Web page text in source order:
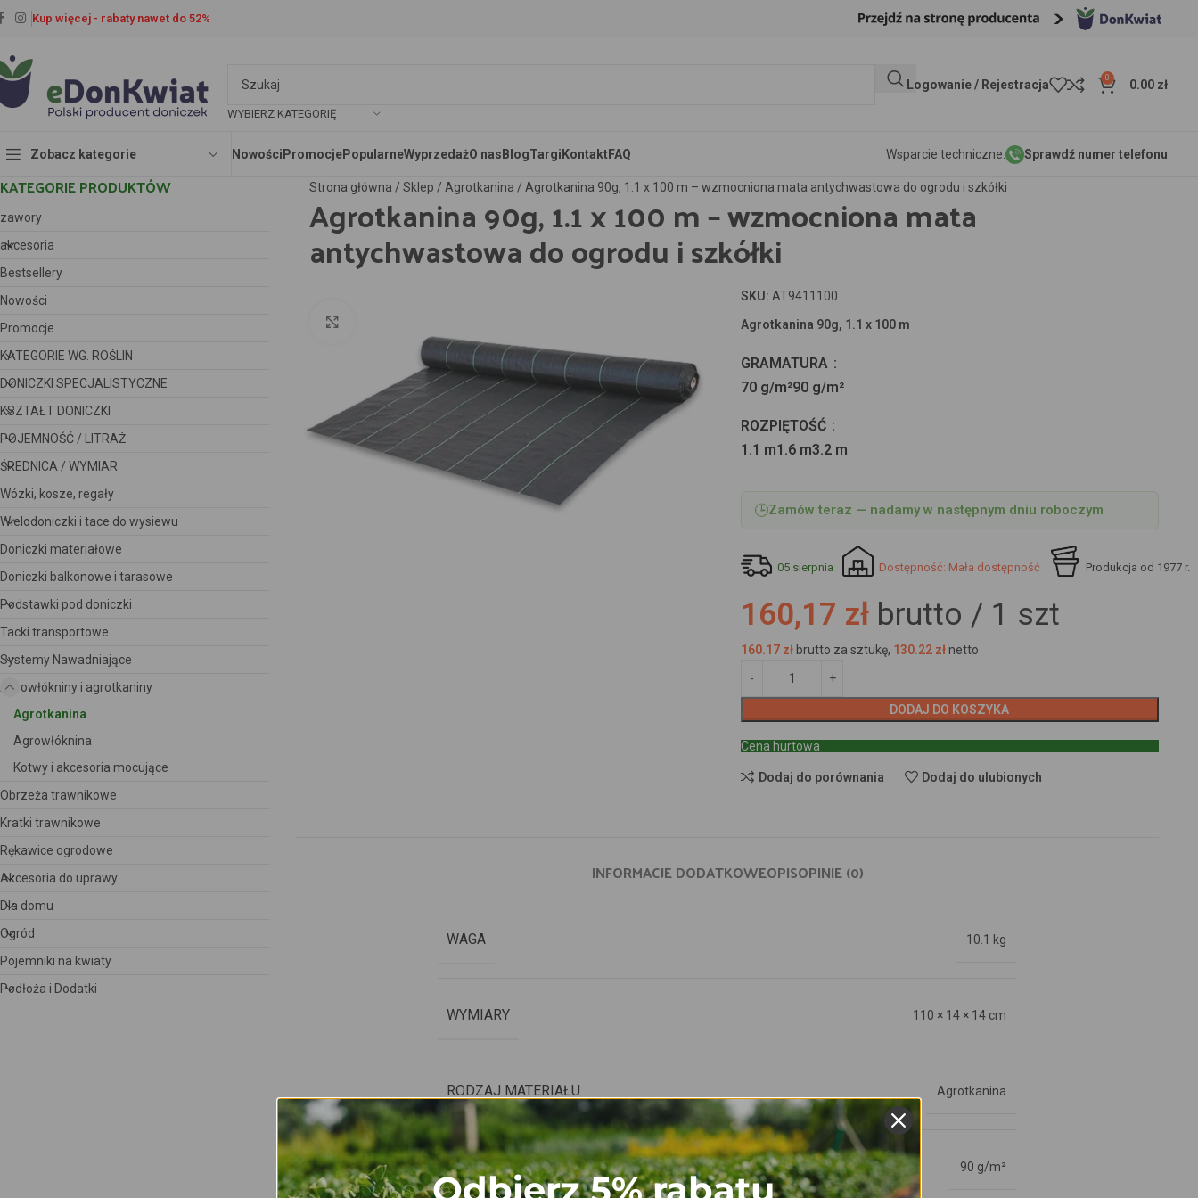
Kup więcej - rabaty nawet do 52%
WYBIERZ KATEGORIĘ
Logowanie / Rejestracja 0 0.00 zł
Zobacz kategorie Nowości PromocjePopularneWyprzedażO nas BlogTargi KontaktFAQ Wsparcie techniczne: Sprawdź numer telefonu
KATEGORIE PRODUKTÓW
zawory
akcesoria
Bestsellery
Nowości
Promocje
KATEGORIE WG. ROŚLIN
DONICZKI SPECJALISTYCZNE
KSZTAŁT DONICZKI
POJEMNOŚĆ / LITRAŻ
ŚREDNICA / WYMIAR
Wózki, kosze, regały
Wielodoniczki i tace do wysiewu
Doniczki materiałowe
Doniczki balkonowe i tarasowe
Podstawki pod doniczki
Tacki transportowe
Systemy Nawadniające
Agrowłókniny i agrotkaniny
Agrotkanina
Agrowłóknina
Kotwy i akcesoria mocujące
Obrzeża trawnikowe
Kratki trawnikowe
Rękawice ogrodowe
Akcesoria do uprawy
Dla domu
Ogród
Pojemniki na kwiaty
Podłoża i Dodatki
Strona główna /Sklep / Agrotkanina / Agrotkanina 90g, 1.1 x 100 m – wzmocniona mata antychwastowa do ogrodu i szkółki
Agrotkanina 90g, 1.1 x 100 m – wzmocniona mata
antychwastowa do ogrodu i szkółki
SKU: AT9411100
Agrotkanina 90g, 1.1 x 100 m
GRAMATURA
70 g/m²90 g/m²
ROZPIĘTOŚĆ
1.1 m1.6 m3.2 m
🕒Zamów teraz — nadamy w następnym dniu roboczym
05 sierpnia Dostępność: Mała dostępność Produkcja od 1977 r.
160,17 zł brutto / 1 szt
160.17 zł brutto za sztukę, 130.22 zł netto
DODAJ DO KOSZYKA
Cena hurtowa
Dodaj do porównania Dodaj do ulubionych
INFORMACJE DODATKOWEOPISOPINIE (0)
WAGA 10.1 kg
WYMIARY 110 × 14 × 14 cm
RODZAJ MATERIAŁU Agrotkanina
GRAMATURA 90 g/m²